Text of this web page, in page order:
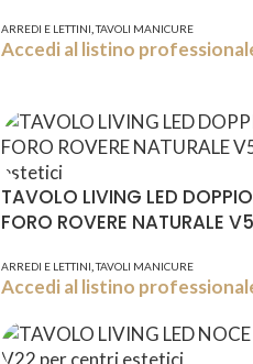
ARREDI E LETTINI TAVOLI MANICURE
Accedi al listino
TAVOLO LIVING LED
FORO ROVERE NATURALE
ARREDI E LETTINI TAVOLI MANICURE
Accedi al listino